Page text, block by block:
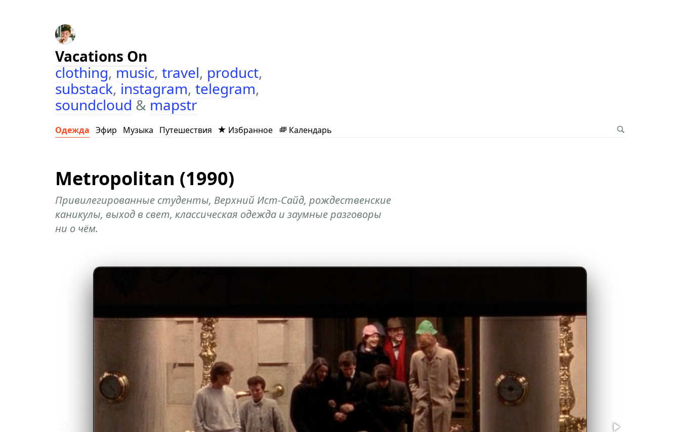
Vacations On
clothing,music, travel, product,
substack,instagram,telegram,
soundcloud&mapstr
Одежда Эфир Музыка Путешествия Избранное Календарь
Metropolitan (1990)
Привилегированные студенты, Верхний Ист-Сайд, рождественские
каникулы, выход в свет, классическая одежда и заумные разговоры
ни о чём.